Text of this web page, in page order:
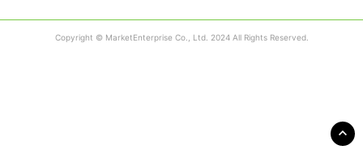
Copyright © MarketEnterprise Co., Ltd. 2024 All Rights Reserved.